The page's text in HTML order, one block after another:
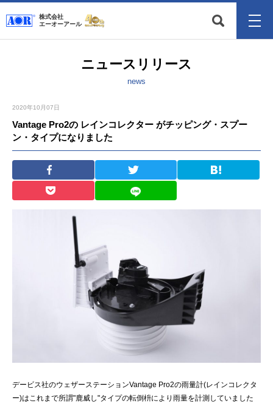
株式会社
エーオーアール
ニュースリリース
news
2020年10月07日
Vantage Pro2の レインコレクター がチッピング・スプー
ン・タイプになりました
デービス社のウェザーステーションVantage Pro2の雨量計(レインコレクタ
ー)はこれまで所謂"鹿威し"タイプの転倒枡により雨量を計測していました